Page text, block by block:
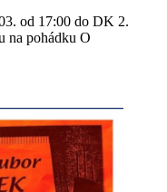
od 17:00 do DK 2.
na pohádku O